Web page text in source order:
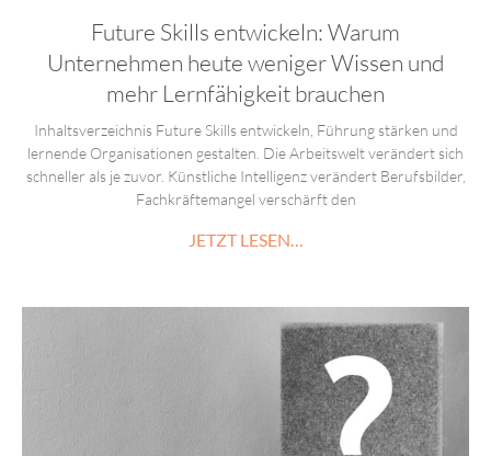
Future Skills entwickeln: Warum
Unternehmen heute weniger Wissen und
mehr Lernfähigkeit brauchen
Inhaltsverzeichnis Future Skills entwickeln, Führung stärken und
lernende Organisationen gestalten. Die Arbeitswelt verändert sich
schneller als je zuvor. Künstliche Intelligenz verändert Berufsbilder,
Fachkräftemangel verschärft den
JETZT LESEN…